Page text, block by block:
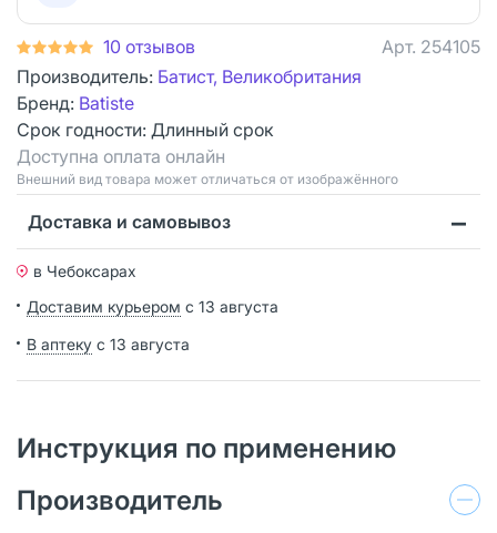
10 отзывов Арт. 254105
Производитель: Батист, Великобритания
Бренд: Batiste
Срок годности: Длинный срок
Доступна оплата онлайн
Bнешний вид товара может отличаться от изображённого
Доставка и самовывоз
в Чебоксарах
Доставим курьером с 13 августа
В аптеку с 13 августа
Инструкция по применению
Производитель